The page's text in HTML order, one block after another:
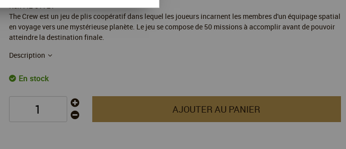
Réf. :IE-51721
The Crew est un jeu de plis coopératif dans lequel les joueurs incarnent les membres d'un équipage spatial
en voyage vers une mystérieuse planète. Le jeu se compose de 50 missions à accomplir avant de pouvoir
atteindre la destination finale.
Description
En stock
AJOUTER AU PANIER